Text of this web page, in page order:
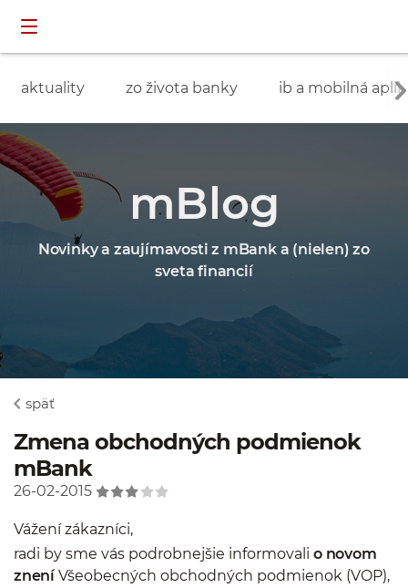
aktuality zo života banky ib a mobilná
mBlog
Novinky a zaujímavosti z mBank a (nielen) zo
sveta financií
späť
Zmena obchodných podmienok
mBank
26-02-2015
Vážení zákazníci,
radi by sme vás podrobnejšie informovali o novom
znení Všeobecných obchodných podmienok (VOP),